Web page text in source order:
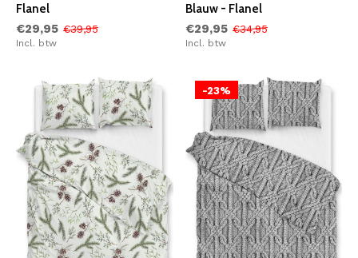
Flanel
€29,95 €39,95
Incl. btw
Blauw - Flanel
€29,95 €34,95
Incl. btw
-23%